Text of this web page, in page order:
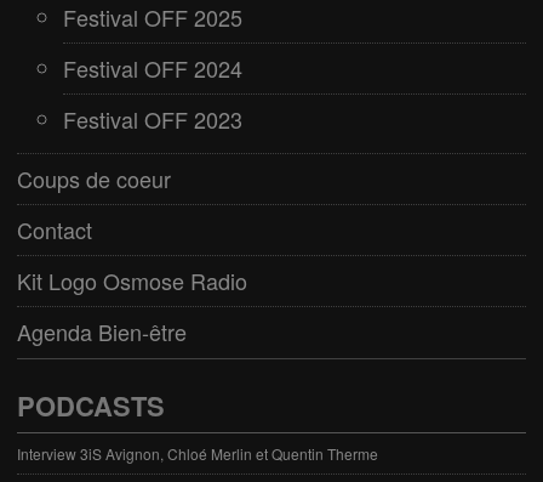
Festival OFF 2025
Festival OFF 2024
Festival OFF 2023
Coups de coeur
Contact
Kit Logo Osmose Radio
Agenda Bien-être
PODCASTS
Interview 3iS Avignon, Chloé Merlin et Quentin Therme